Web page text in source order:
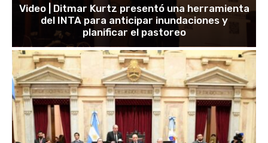
Video | Ditmar Kurtz presentó una herramienta
del INTA para anticipar inundaciones y
planificar el pastoreo